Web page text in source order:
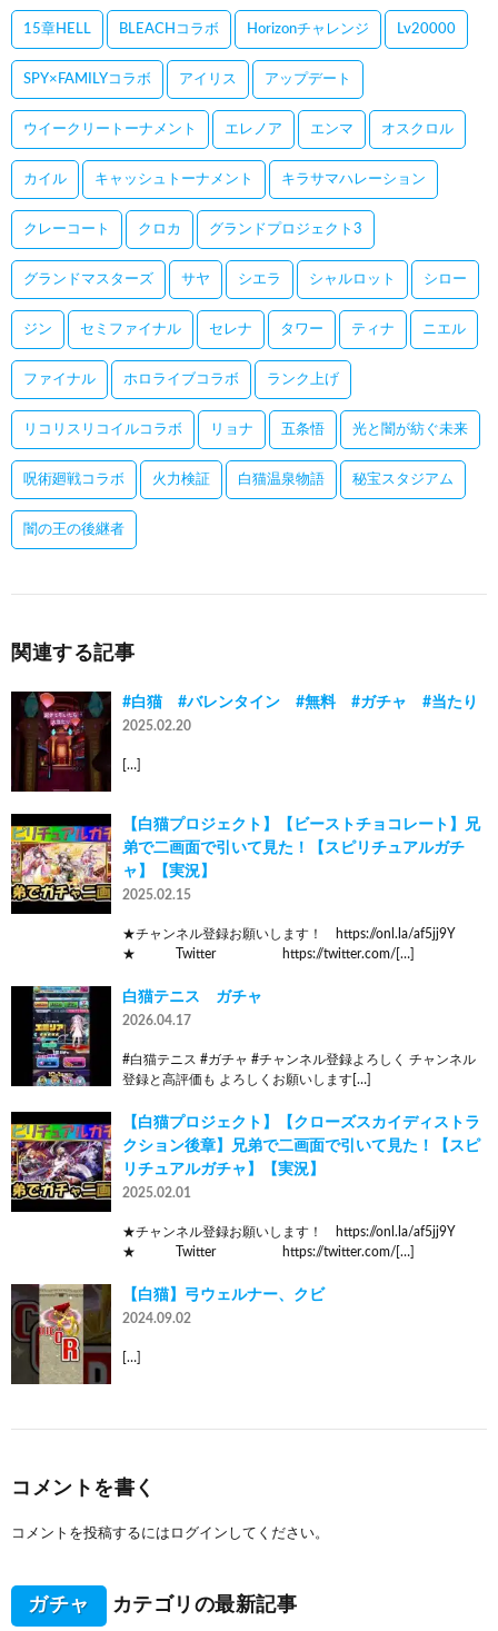
15章HELL BLEACHコラボ Horizonチャレンジ Lv20000
SPY×FAMILYコラボ アイリス アップデート
ウイークリートーナメント エレノア エンマ オスクロル
カイル キャッシュトーナメント キラサマハレーション
クレーコート クロカ グランドプロジェクト3
グランドマスターズ サヤ シエラ シャルロット シロー
ジン セミファイナル セレナ タワー ティナ ニエル
ファイナル ホロライブコラボ ランク上げ
リコリスリコイルコラボ リョナ 五条悟 光と闇が紡ぐ未来
呪術廻戦コラボ 火力検証 白猫温泉物語 秘宝スタジアム
闇の王の後継者
関連する記事
#白猫 #バレンタイン #無料 #ガチャ #当たり
2025.02.20
[…]
【白猫プロジェクト】【ビーストチョコレート】兄
弟で二画面で引いて見た！【スピリチュアルガチ
ャ】【実況】
2025.02.15
★チャンネル登録お願いします！ https://onl.la/af5jj9Y
★ Twitter https://twitter.com/[…]
白猫テニス ガチャ
2026.04.17
#白猫テニス #ガチャ #チャンネル登録よろしく チャンネル
登録と高評価も よろしくお願いします[…]
【白猫プロジェクト】【クローズスカイディストラ
クション後章】兄弟で二画面で引いて見た！【スピ
リチュアルガチャ】【実況】
2025.02.01
★チャンネル登録お願いします！ https://onl.la/af5jj9Y
★ Twitter https://twitter.com/[…]
【白猫】弓ウェルナー、クビ
2024.09.02
[…]
コメントを書く
コメントを投稿するには ログイン してください。
ガチャ カテゴリの最新記事